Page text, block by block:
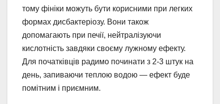
тому фініки можуть бути корисними при легких
формах дисбактеріозу. Вони також
допомагають при печії, нейтралізуючи
кислотність завдяки своєму лужному ефекту.
Для початківців радимо починати з 2-3 штук на
день, запиваючи теплою водою — ефект буде
помітним і приємним.